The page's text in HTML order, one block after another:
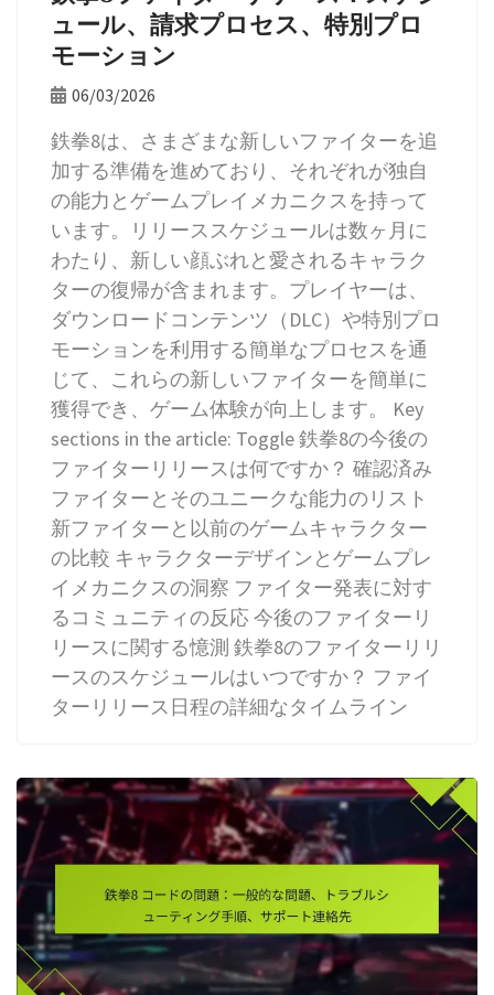
ュール、請求プロセス、特別プロ
モーション
06/03/2026
鉄拳8は、さまざまな新しいファイターを追
加する準備を進めており、それぞれが独自
の能力とゲームプレイメカニクスを持って
います。リリーススケジュールは数ヶ月に
わたり、新しい顔ぶれと愛されるキャラク
ターの復帰が含まれます。プレイヤーは、
ダウンロードコンテンツ（DLC）や特別プロ
モーションを利用する簡単なプロセスを通
じて、これらの新しいファイターを簡単に
獲得でき、ゲーム体験が向上します。 Key
sections in the article: Toggle 鉄拳8の今後の
ファイターリリースは何ですか？ 確認済み
ファイターとそのユニークな能力のリスト
新ファイターと以前のゲームキャラクター
の比較 キャラクターデザインとゲームプレ
イメカニクスの洞察 ファイター発表に対す
るコミュニティの反応 今後のファイターリ
リースに関する憶測 鉄拳8のファイターリリ
ースのスケジュールはいつですか？ ファイ
ターリリース日程の詳細なタイムライン